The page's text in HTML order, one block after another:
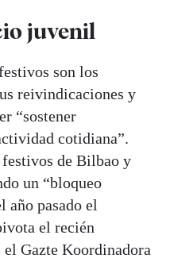
juvenil
son los
reivindicaciones y
“sostener
cotidiana”.
festivos de Bilbao y
un “bloqueo
año pasado el
el recién
Gazte Koordinadora